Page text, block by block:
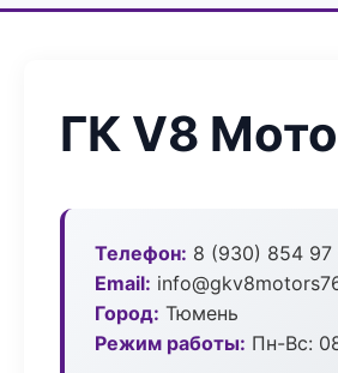
ГК V8
Телефон: 8 (930) 854 97
Email:
Город: Тюмень
Режим работы: Пн-Вс: